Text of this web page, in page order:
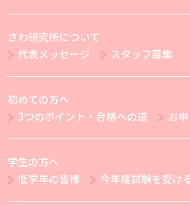
さわ研究所について
代表メッセージ
スタッフ募集
初めての方へ
3つのポイント・合格への道
お
学生の方へ
低学年の皆様
今年度試験を受け